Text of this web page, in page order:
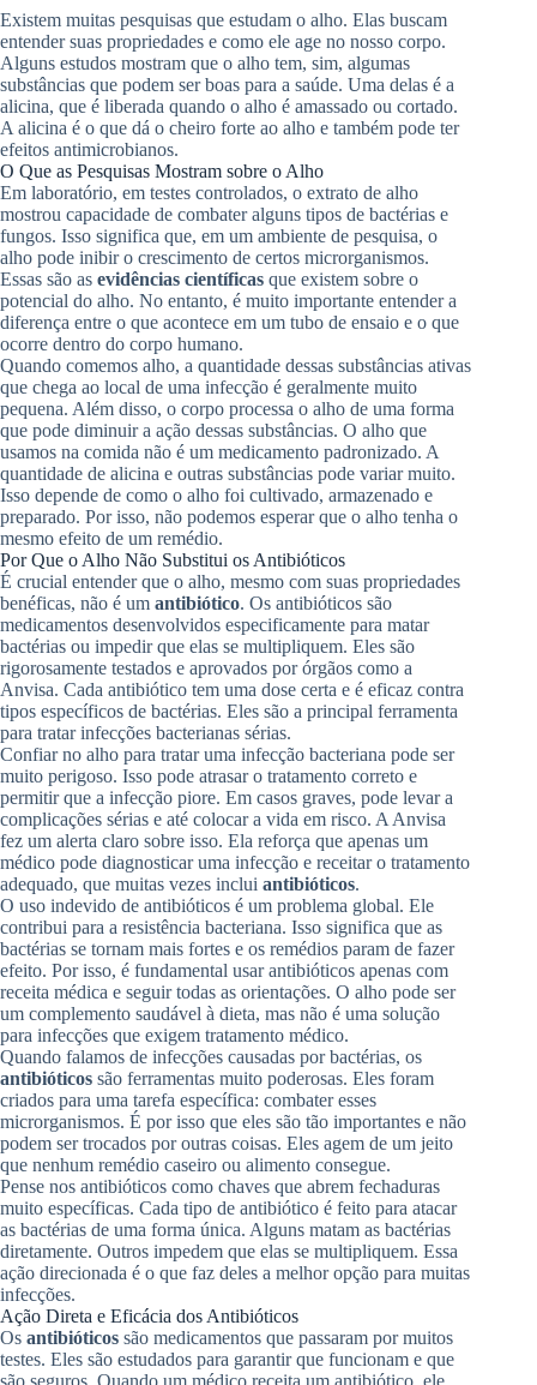
Existem muitas pesquisas que estudam o alho. Elas buscam
entender suas propriedades e como ele age no nosso corpo.
Alguns estudos mostram que o alho tem, sim, algumas
substâncias que podem ser boas para a saúde. Uma delas é a
alicina, que é liberada quando o alho é amassado ou cortado.
A alicina é o que dá o cheiro forte ao alho e também pode ter
efeitos antimicrobianos.
O Que as Pesquisas Mostram sobre o Alho
Em laboratório, em testes controlados, o extrato de alho
mostrou capacidade de combater alguns tipos de bactérias e
fungos. Isso significa que, em um ambiente de pesquisa, o
alho pode inibir o crescimento de certos microrganismos.
Essas são as evidências científicas que existem sobre o
potencial do alho. No entanto, é muito importante entender a
diferença entre o que acontece em um tubo de ensaio e o que
ocorre dentro do corpo humano.
Quando comemos alho, a quantidade dessas substâncias ativas
que chega ao local de uma infecção é geralmente muito
pequena. Além disso, o corpo processa o alho de uma forma
que pode diminuir a ação dessas substâncias. O alho que
usamos na comida não é um medicamento padronizado. A
quantidade de alicina e outras substâncias pode variar muito.
Isso depende de como o alho foi cultivado, armazenado e
preparado. Por isso, não podemos esperar que o alho tenha o
mesmo efeito de um remédio.
Por Que o Alho Não Substitui os Antibióticos
É crucial entender que o alho, mesmo com suas propriedades
benéficas, não é um antibiótico. Os antibióticos são
medicamentos desenvolvidos especificamente para matar
bactérias ou impedir que elas se multipliquem. Eles são
rigorosamente testados e aprovados por órgãos como a
Anvisa. Cada antibiótico tem uma dose certa e é eficaz contra
tipos específicos de bactérias. Eles são a principal ferramenta
para tratar infecções bacterianas sérias.
Confiar no alho para tratar uma infecção bacteriana pode ser
muito perigoso. Isso pode atrasar o tratamento correto e
permitir que a infecção piore. Em casos graves, pode levar a
complicações sérias e até colocar a vida em risco. A Anvisa
fez um alerta claro sobre isso. Ela reforça que apenas um
médico pode diagnosticar uma infecção e receitar o tratamento
adequado, que muitas vezes inclui antibióticos.
O uso indevido de antibióticos é um problema global. Ele
contribui para a resistência bacteriana. Isso significa que as
bactérias se tornam mais fortes e os remédios param de fazer
efeito. Por isso, é fundamental usar antibióticos apenas com
receita médica e seguir todas as orientações. O alho pode ser
um complemento saudável à dieta, mas não é uma solução
para infecções que exigem tratamento médico.
Quando falamos de infecções causadas por bactérias, os
antibióticos são ferramentas muito poderosas. Eles foram
criados para uma tarefa específica: combater esses
microrganismos. É por isso que eles são tão importantes e não
podem ser trocados por outras coisas. Eles agem de um jeito
que nenhum remédio caseiro ou alimento consegue.
Pense nos antibióticos como chaves que abrem fechaduras
muito específicas. Cada tipo de antibiótico é feito para atacar
as bactérias de uma forma única. Alguns matam as bactérias
diretamente. Outros impedem que elas se multipliquem. Essa
ação direcionada é o que faz deles a melhor opção para muitas
infecções.
Ação Direta e Eficácia dos Antibióticos
Os antibióticos são medicamentos que passaram por muitos
testes. Eles são estudados para garantir que funcionam e que
são seguros. Quando um médico receita um antibiótico, ele